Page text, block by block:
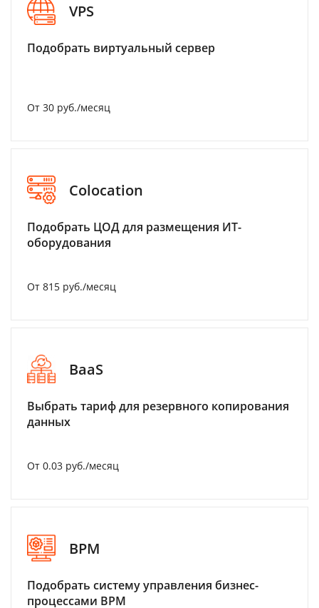
VPS
Подобрать виртуальный сервер
От 30 руб./месяц
Colocation
Подобрать ЦОД для размещения ИТ-
оборудования
От 815 руб./месяц
BaaS
Выбрать тариф для резервного копирования
данных
От 0.03 руб./месяц
BPM
Подобрать систему управления бизнес-
процессами BPM